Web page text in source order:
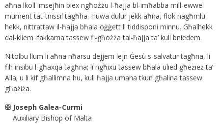
aħna lkoll imsejħin biex ngħożżu l-ħajja bl-imħabba mill-ewwel
mument tat-tnissil tagħha. Huwa dulur jekk aħna, flok nagħmlu
hekk, nittrattaw il-ħajja bħala oġġett li tiddisponi minnu. Għalhekk
dal-kliem ifakkarna tassew fl-għożża tal-ħajja ta’ kull bniedem.
Nitolbu llum li aħna nħarsu dejjem lejn Ġesù s-salvatur tagħna, li
fih insibu l-għaxqa tagħna; li ngħixu tassew bħala ulied għeżież ta’
Alla; u li kif għallimna hu, kull ħajja umana tkun għalina tassew
għażiża.
✠ Joseph Galea-Curmi
Auxiliary Bishop of Malta